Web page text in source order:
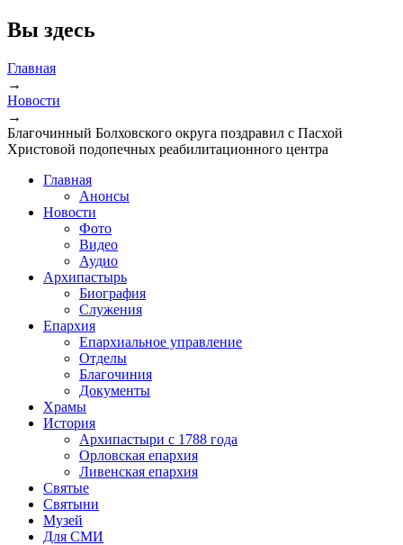
Вы здесь
Главная
→
Новости
→
Благочинный Болховского округа поздравил с Пасхой
Христовой подопечных реабилитационного центра
Главная
Анонсы
Новости
Фото
Видео
Аудио
Архипастырь
Биография
Служения
Епархия
Епархиальное управление
Отделы
Благочиния
Документы
Храмы
История
Архипастыри с 1788 года
Орловская епархия
Ливенская епархия
Святые
Святыни
Музей
Для СМИ